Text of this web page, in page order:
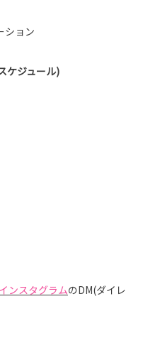
ション
ケジュール)
ンスタグラムのDM(ダイレ